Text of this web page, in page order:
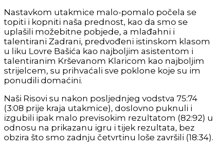
Nastavkom utakmice malo-pomalo počela se
topiti i kopniti naša prednost, kao da smo se
uplašili možebitne pobjede, a mlađahni i
talentirani Zadrani, predvođeni istinskom klasom
u liku Lovre Bašića kao najboljim asistentom i
talentiranim Krševanom Klaricom kao najboljim
strijelcem, su prihvaćali sve poklone koje su im
ponudili domaćini.
Naši Risovi su nakon posljednjeg vodstva 75:74
(3:08 prije kraja utakmice), doslovno puknuli i
izgubili ipak malo previsokim rezultatom (82:92) u
odnosu na prikazanu igru i tijek rezultata, bez
obzira što smo zadnju četvrtinu loše završili (18:34).